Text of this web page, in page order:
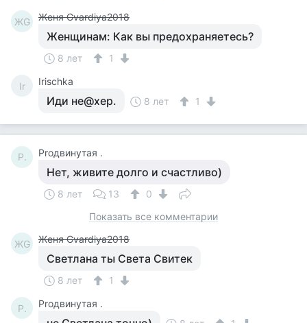
ЖG Женя Gvardiya2018
Женщинам: Как вы предохраняетесь?
8 лет 1
Ir Irischka
Иди не@хер. 8 лет 1
P. Proдвинутая .
Нет, живите долго и счастливо)
8 лет 13
0
Показать все комментарии
ЖG Женя Gvardiya2018
Светлана ты Света Свитек
8 лет 1
P. Proдвинутая .